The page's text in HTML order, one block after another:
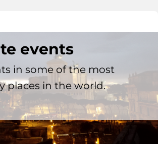
events
in some of the most
places in the world.